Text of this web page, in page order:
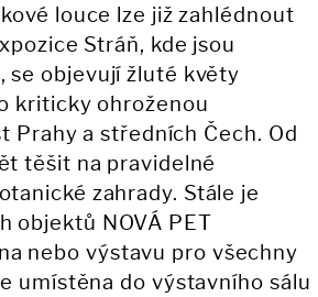
louce lze již zahlédnout
Stráň, kde jsou
se objevují žluté květy
kriticky ohroženou
Prahy a středních Čech. Od
těšit na pravidelné
zahrady. Stále je
objektů NOVÁ PET
nebo výstavu pro všechny
umístěna do výstavního sálu